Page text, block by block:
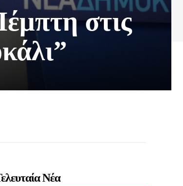
στις
Νέα